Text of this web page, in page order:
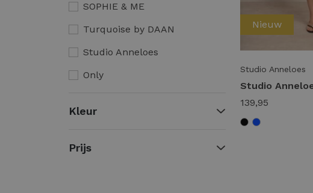
SOPHIE & ME
Turquoise by DAAN
Studio Anneloes
Only
Aaiko
Kleur
Prijs
Nieuw
Studio Anneloes
139,95